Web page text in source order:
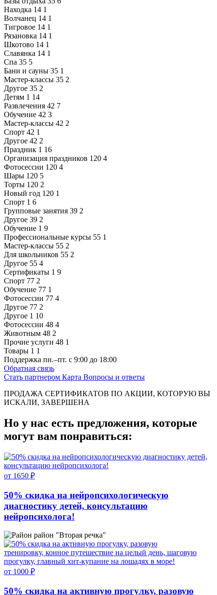
Находка 14 1
Волчанец 14 1
Тигровое 14 1
Рязановка 14 1
Шкотово 14 1
Славянка 14 1
Спа 35 5
Бани и сауны 35 1
Мастер-классы 35 2
Другое 35 2
Детям 1 14
Развлечения 42 7
Обучение 42 3
Мастер-классы 42 2
Спорт 42 1
Другое 42 2
Праздник 1 16
Организация праздников 120 4
Фотосессии 120 4
Шары 120 5
Торты 120 2
Новый год 120 1
Спорт 1 6
Групповые занятия 39 2
Другое 39 2
Обучение 1 9
Профессиональные курсы 55 1
Мастер-классы 55 2
Для школьников 55 2
Другое 55 4
Сертификаты 1 9
Спорт 77 2
Обучение 77 1
Фотосессии 77 4
Другое 77 2
Другое 1 10
Фотосессии 48 4
Животным 48 2
Прочие услуги 48 1
Товары 1 1
Поддержка пн.–пт. с 9:00 до 18:00
Обратная связь
Стать партнером Карта Вопросы и ответы
ПРОДАЖА СЕРТИФИКАТОВ ПО АКЦИИ, КОТОРУЮ ВЫ
ИСКАЛИ, ЗАВЕРШЕНА
Но у нас есть предложения, которые
могут вам понравиться:
от 1650 ₽
50% скидка на нейропсихологическую
диагностику детей, консультацию
нейропсихолога!
район "Вторая речка"
от 1000 ₽
50% скидка на активную прогулку, разовую